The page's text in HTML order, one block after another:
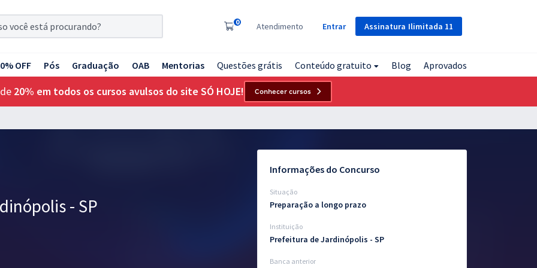
Assinatura Ilimitada 11
0 Atendimento Entrar
OFF Pós Graduação OAB Mentorias Questões grátis Conteúdo gratuito Blog Aprovados
20% em todos os cursos avulsos do site SÓ HOJE! Conhecer cursos
- SP
Informações do Concurso
Situação
Preparação a longo prazo
Instituição
Prefeitura de Jardinópolis - SP
Banca anterior